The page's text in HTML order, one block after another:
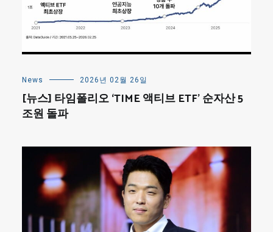
News 2026년 02월 26일
[뉴스] 타임폴리오 ‘TIME 액티브 ETF’ 순자산 5
조원 돌파